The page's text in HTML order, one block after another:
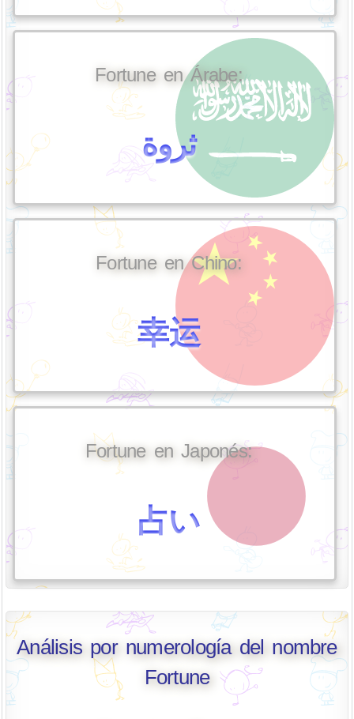
Fortune en Árabe:
ثروة
Fortune en Chino:
幸运
Fortune en Japonés:
占い
Análisis por numerología del nombre
Fortune